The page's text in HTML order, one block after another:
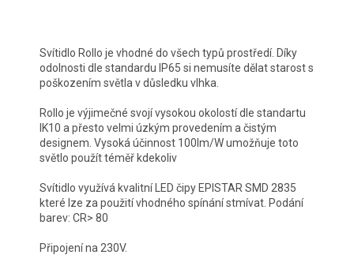
Svítidlo Rollo je vhodné do všech typů prostředí. Díky
odolnosti dle standardu IP65 si nemusíte dělat starost s
poškozením světla v důsledku vlhka.
Rollo je výjimečné svojí vysokou okolostí dle standartu
IK10 a přesto velmi úzkým provedením a čistým
designem. Vysoká účinnost 100lm/W umožňuje toto
světlo použít téměř kdekoliv
Svítidlo využívá kvalitní LED čipy EPISTAR SMD 2835
které lze za použití vhodného spínání stmívat. Podání
barev: CR> 80
Připojení na 230V.